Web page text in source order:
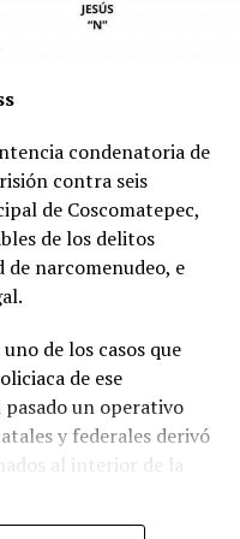
de los conductores.
automovilistas y
respetar los
distancia de
durante la
de accidentes se
región.
por algunos
labores de auxilio y el
de las autoridades.
de manera
condenatoria de
contra seis
de Coscomatepec,
de los delitos
narcomenudeo, e
de los casos que
de ese
un operativo
y federales derivó
al interior de la